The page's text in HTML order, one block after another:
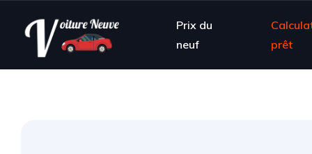
Prix du
neuf
prêt